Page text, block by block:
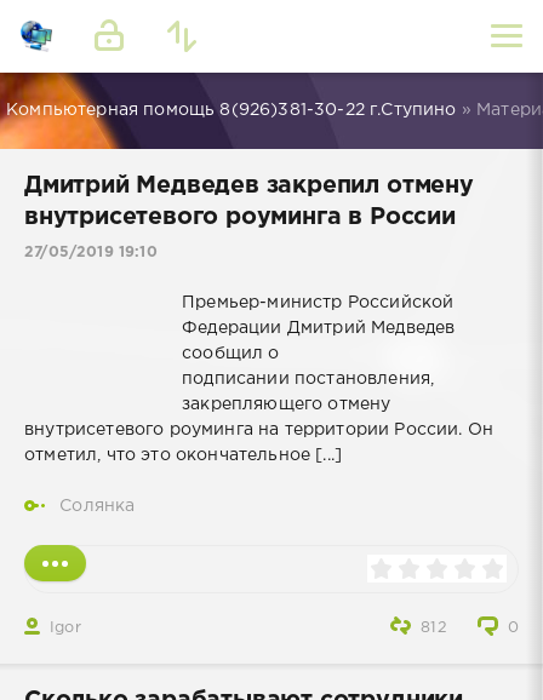
Компьютерная помощь 8(926)381-30-22 г.Ступино »
Дмитрий Медведев закрепил отмену
внутрисетевого роуминга в России
27/05/2019 19:10
Премьер-министр Российской
Федерации Дмитрий Медведев
сообщил о
подписании постановления,
закрепляющего отмену
внутрисетевого роуминга на территории России. Он
отметил, что это окончательное [...]
Солянка
Igor 0
812